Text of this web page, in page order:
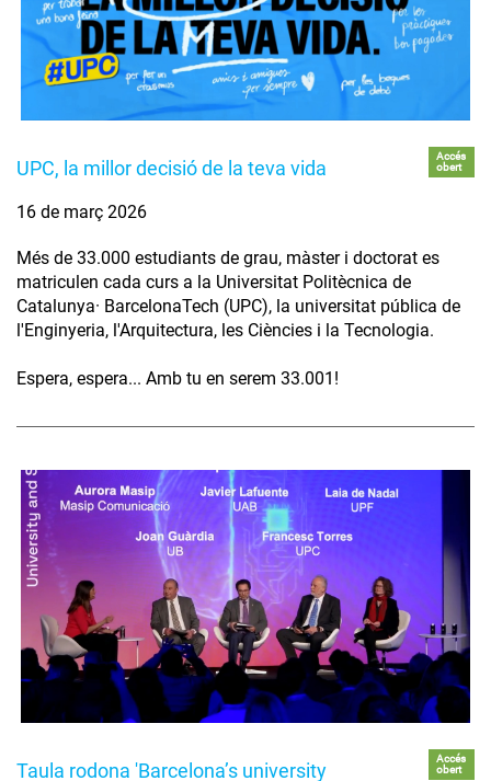
UPC, la millor decisió de la teva vida
Accés
obert
16 de març 2026
Més de 33.000 estudiants de grau, màster i doctorat es
matriculen cada curs a la Universitat Politècnica de
Catalunya· BarcelonaTech (UPC), la universitat pública de
l'Enginyeria, l'Arquitectura, les Ciències i la Tecnologia.
Espera, espera... Amb tu en serem 33.001!
Taula rodona 'Barcelona’s university
Accés
obert